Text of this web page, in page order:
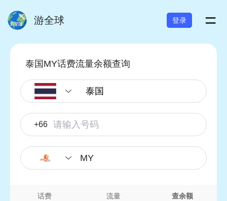
游全球 登录 =
泰国MY话费流量余额查询
+66
MY
话费 流量 查余额